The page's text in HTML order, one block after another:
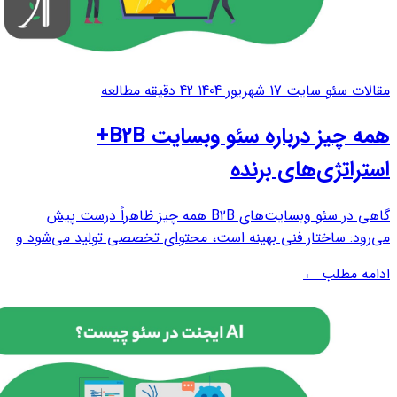
مقالات سئو سایت 17 شهریور 1404 42 دقیقه مطالعه
همه چیز درباره سئو وبسایت B2B+
استراتژی‌های برنده
گاهی در سئو وبسایت‌های B2B همه چیز ظاهراً درست پیش
می‌رود: ساختار فنی بهینه است، محتوای تخصصی تولید می‌شود و
با پرسشی اساسی روبه‌رو...
ادامه مطلب←